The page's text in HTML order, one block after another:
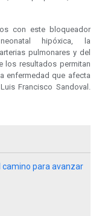
con este bloqueador
hipóxica, la
pulmonares y del
los resultados permitan
enfermedad que afecta
Francisco Sandoval.
camino para avanzar